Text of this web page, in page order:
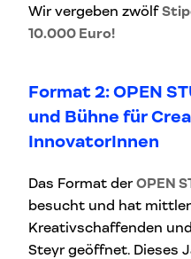
Wir vergeben zwölf
10.000 Euro!
Format 2: OPEN
und Bühne für
InnovatorInnen
Das Format derOPEN
besucht und hat
Kreativschaffenden
Steyr geöffnet. Dieses